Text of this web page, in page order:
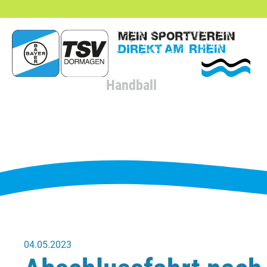
Handball
04.05.2023